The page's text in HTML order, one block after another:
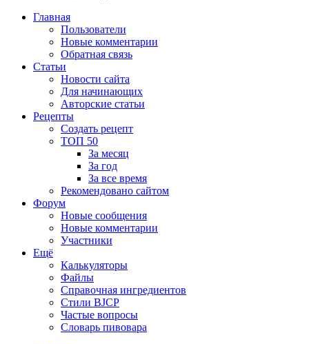
Главная
Пользователи
Новые комментарии
Обратная связь
Статьи
Новости сайта
Для начинающих
Авторские статьи
Рецепты
Создать рецепт
ТОП 50
За месяц
За год
За все время
Рекомендовано сайтом
Форум
Новые сообщения
Новые комментарии
Участники
Ещё
Калькуляторы
Файлы
Справочная ингредиентов
Стили BJCP
Частые вопросы
Словарь пивовара